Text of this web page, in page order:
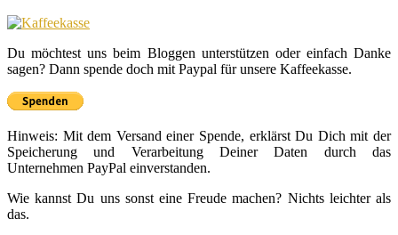
Du möchtest uns beim Bloggen unterstützen oder einfach Danke
sagen? Dann spende doch mit Paypal für unsere Kaffeekasse.
Hinweis: Mit dem Versand einer Spende, erklärst Du Dich mit der
Speicherung und Verarbeitung Deiner Daten durch das
Unternehmen PayPal einverstanden.
Wie kannst Du uns sonst eine Freude machen? Nichts leichter als
das.